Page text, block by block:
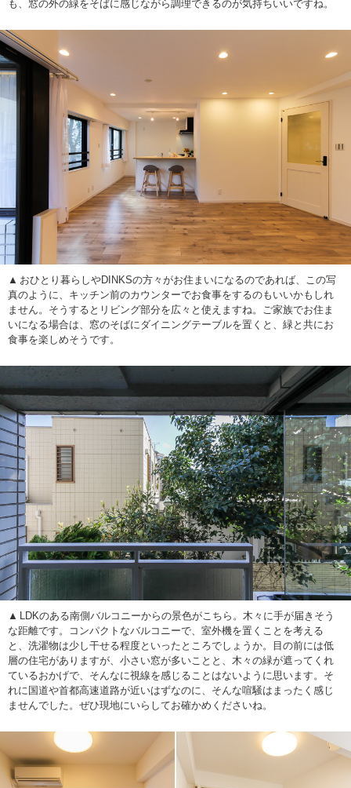
も、窓の外の緑をそばに感じながら調理できるのが気持ちいいですね。
おひとり暮らしやDINKSの方々がお住まいになるのであれば、この写
真のように、キッチン前のカウンターでお食事をするのもいいかもしれ
ません。そうするとリビング部分を広々と使えますね。ご家族でお住ま
いになる場合は、窓のそばにダイニングテーブルを置くと、緑と共にお
食事を楽しめそうです。
LDKのある南側バルコニーからの景色がこちら。木々に手が届きそう
な距離です。コンパクトなバルコニーで、室外機を置くことを考える
と、洗濯物は少し干せる程度といったところでしょうか。目の前には低
層の住宅がありますが、小さい窓が多いことと、木々の緑が遮ってくれ
ているおかげで、そんなに視線を感じることはないように思います。そ
れに国道や首都高速道路が近いはずなのに、そんな喧騒はまったく感じ
ませんでした。ぜひ現地にいらしてお確かめくださいね。